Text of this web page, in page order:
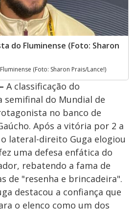
do Fluminense (Foto: Sharon
(Foto: Sharon Prais/Lance!)
A classificação do
semifinal do Mundial de
no banco de
Após a vitória por 2 a
lateral-direito Guga elogiou
uma defesa enfática do
rebatendo a fama de
de "resenha e brincadeira".
destacou a confiança que
o elenco como um dos